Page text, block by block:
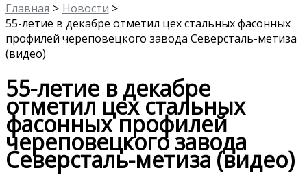
Главная
Новости
55-летие в декабре отметил цех стальных фасонных
профилей череповецкого завода Северсталь-метиза
(видео)
55-летие в декабре
отметил цех стальных
фасонных профилей
череповецкого завода
Северсталь-метиза (видео)